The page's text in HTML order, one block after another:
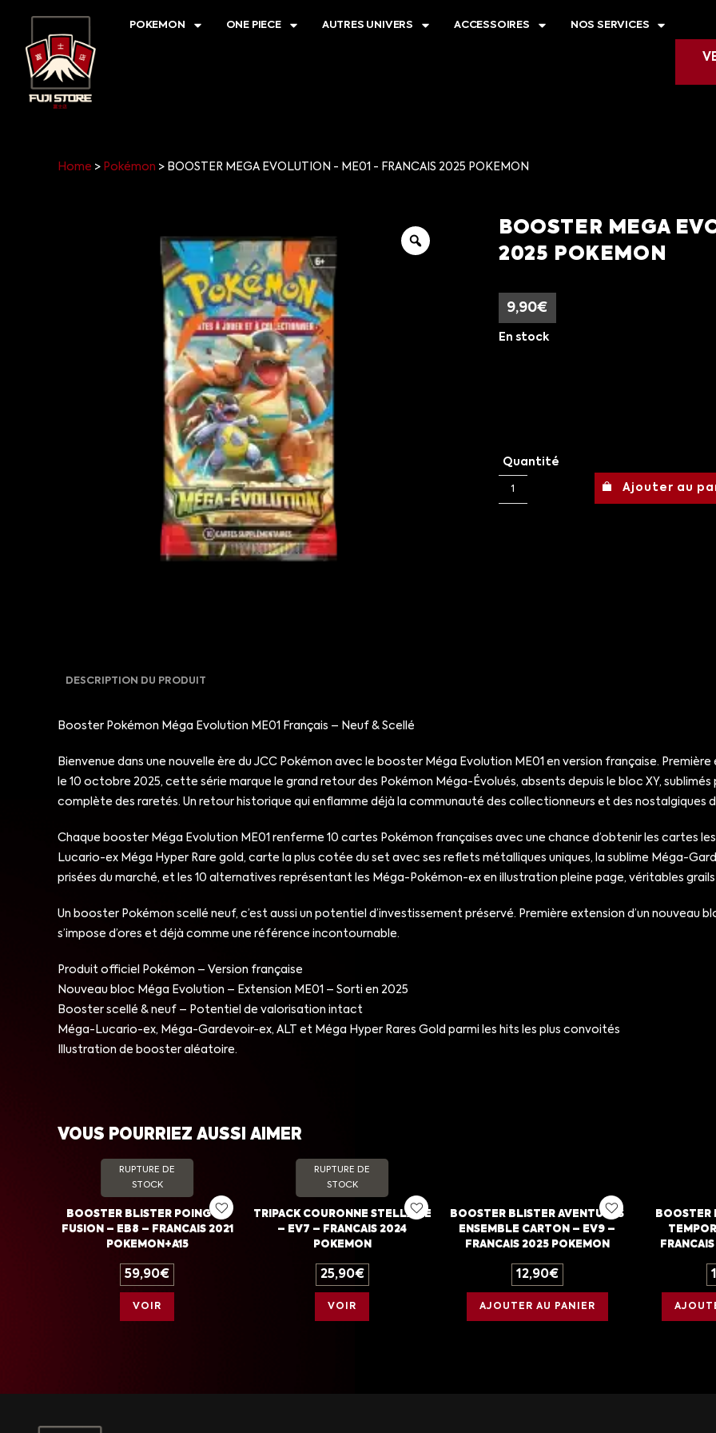
POKEMON ONE PIECE AUTRES UNIVERS ACCESSOIRES NOS SERVICES
Home > Pokémon > BOOSTER MEGA EVOLUTION - ME01 - FRANCAIS 2025 POKEMON
BOOSTER MEGA
2025 POKEMON
9,90€
En stock
Quantité
Ajouter au
DESCRIPTION DU PRODUIT
Booster Pokémon Méga Evolution ME01 Français – Neuf & Scellé
Bienvenue dans une nouvelle ère du JCC Pokémon avec le booster Méga Evolution ME01 en version française.
le 10 octobre 2025, cette série marque le grand retour des Pokémon Méga-Évolués, absents depuis le bloc XY,
complète des raretés. Un retour historique qui enflamme déjà la communauté des collectionneurs et des nostalgiques
Chaque booster Méga Evolution ME01 renferme 10 cartes Pokémon françaises avec une chance d’obtenir les cartes
Lucario-ex Méga Hyper Rare gold, carte la plus cotée du set avec ses reflets métalliques uniques, la sublime Méga-
prisées du marché, et les 10 alternatives représentant les Méga-Pokémon-ex en illustration pleine page, véritables
Un booster Pokémon scellé neuf, c’est aussi un potentiel d’investissement préservé. Première extension d’un nouveau
s’impose d’ores et déjà comme une référence incontournable.
Produit officiel Pokémon – Version française
Nouveau bloc Méga Evolution – Extension ME01 – Sorti en 2025
Booster scellé & neuf – Potentiel de valorisation intact
Méga-Lucario-ex, Méga-Gardevoir-ex, ALT et Méga Hyper Rares Gold parmi les hits les plus convoités
Illustration de booster aléatoire.
VOUS POURRIEZ AUSSI AIMER
RUPTURE DE
STOCK
BOOSTER BLISTER POING DE
FUSION – EB8 – FRANCAIS 2021
POKEMON+A15
59,90€
VOIR
RUPTURE DE
STOCK
TRIPACK COURONNE STELLAIRE
– EV7 – FRANCAIS 2024
POKEMON
25,90€
VOIR
BOOSTER BLISTER AVENTURES
ENSEMBLE CARTON – EV9 –
FRANCAIS 2025 POKEMON
12,90€
AJOUTER AU PANIER
BOOSTER